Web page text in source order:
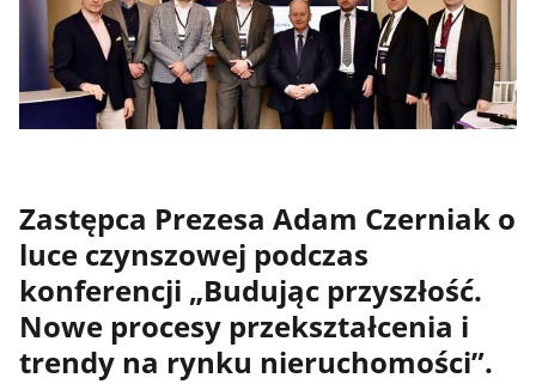
Zastępca Prezesa Adam Czerniak o
luce czynszowej podczas
konferencji „Budując przyszłość.
Nowe procesy przekształcenia i
trendy na rynku nieruchomości”.